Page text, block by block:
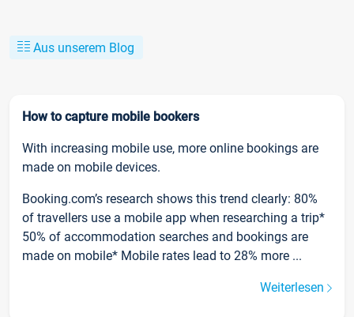
Aus unserem Blog
How to capture mobile bookers
With increasing mobile use, more online bookings are
made on mobile devices.
Booking.com’s research shows this trend clearly: 80%
of travellers use a mobile app when researching a trip*
50% of accommodation searches and bookings are
made on mobile* Mobile rates lead to 28% more ...
Weiterlesen